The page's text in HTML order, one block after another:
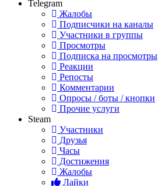
Telegram
Жалобы
Подписчики на каналы
Участники в группы
Просмотры
Подписка на просмотры
Реакции
Репосты
Комментарии
Опросы / боты / кнопки
Прочие услуги
Steam
Участники
Друзья
Часы
Достижения
Жалобы
Лайки